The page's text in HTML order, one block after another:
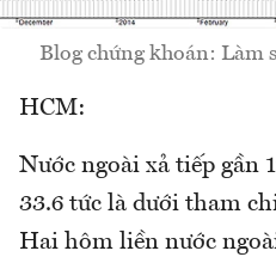
Blog chứng khoán: Làm
HCM:
Nước ngoài xả tiếp gần
33.6 tức là dưới tham
Hai hôm liền nước